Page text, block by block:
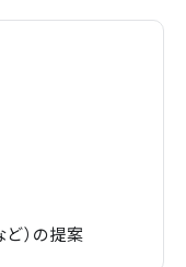
）の提案